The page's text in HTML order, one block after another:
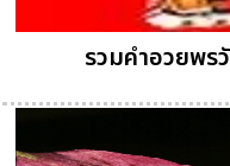
รวมคำอวยพ